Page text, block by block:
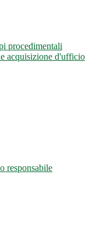
procedimentali
acquisizione d'ufficio
responsabile